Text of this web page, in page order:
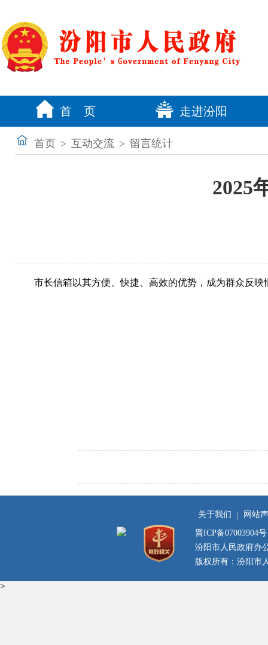
首 页 走进汾阳
首页 > 互动交流 > 留言统计
2025
市长信箱以其方便、快捷、高效的优势，成为群众反
关于我们 网站
晋ICP备07003904号
汾阳市人民政府办
版权所有：汾阳市
>